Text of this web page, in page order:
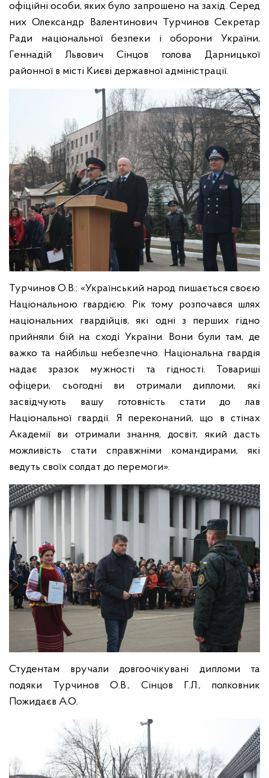
офіційні особи, яких було запрошено на захід. Серед
них Олександр Валентинович Турчинов Секретар
Ради національної безпеки і оборони України,
Геннадій Львович Сінцов голова Дарницької
районної в місті Києві державної адміністрації.
Турчинов О.В.: «Український народ пишається своєю
Національною гвардією. Рік тому розпочався шлях
національних гвардійців, які одні з перших гідно
прийняли бій на сході України. Вони були там, де
важко та найбільш небезпечно. Національна гвардія
надає зразок мужності та гідності. Товариші
офіцери, сьогодні ви отримали дипломи, які
засвідчують вашу готовність стати до лав
Національної гвардії. Я переконаний, що в стінах
Академії ви отримали знання, досвіт, який дасть
можливість стати справжніми командирами, які
ведуть своїх солдат до перемоги».
Студентам вручали довгоочікувані дипломи та
подяки Турчинов О.В., Сінцов Г.Л., полковник
Пожидаєв А.О.